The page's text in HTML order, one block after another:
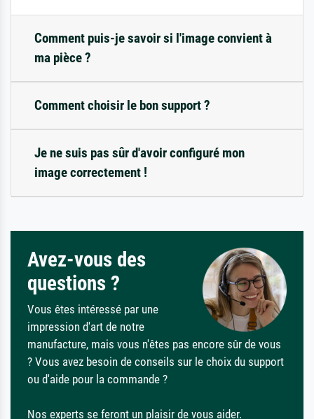
Comment puis-je savoir si l'image convient à
ma pièce ?
Comment choisir le bon support ?
Je ne suis pas sûr d'avoir configuré mon
image correctement !
Avez-vous des
questions ?
Vous êtes intéressé par une
impression d'art de notre
manufacture, mais vous n'êtes pas encore sûr de vous
? Vous avez besoin de conseils sur le choix du support
ou d'aide pour la commande ?
Nos experts se feront un plaisir de vous aider.